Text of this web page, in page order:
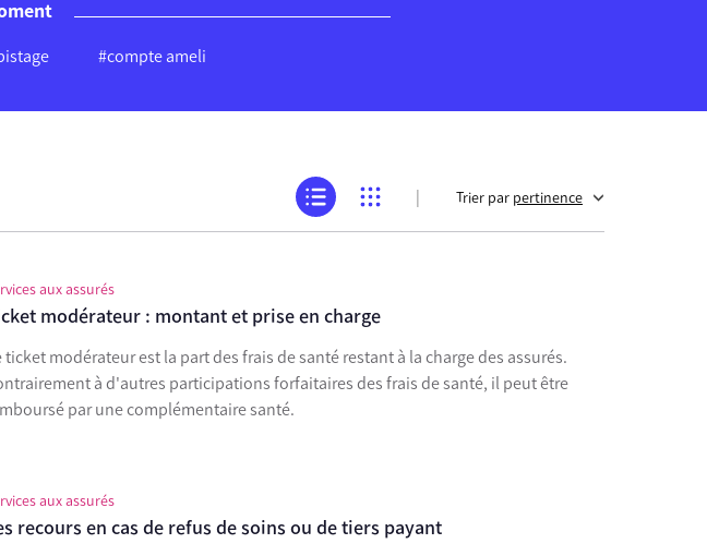
#compte ameli
| Trier par pertinence
aux assurés
modérateur : montant et prise en charge
ticket modérateur est la part des frais de santé restant à la charge des assurés.
à d'autres participations forfaitaires des frais de santé, il peut être
par une complémentaire santé.
aux assurés
recours en cas de refus de soins ou de tiers payant